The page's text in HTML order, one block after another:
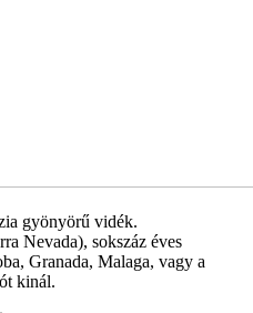
gyönyörű vidék.
Nevada), sokszáz éves
Granada, Malaga, vagy a
kinál.